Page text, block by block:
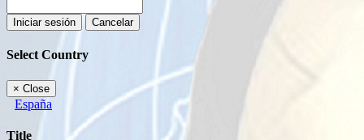
Iniciar sesión Cancelar
Select Country
× Close
España
Title